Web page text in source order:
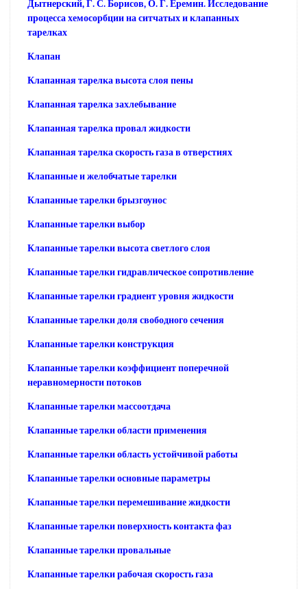
Дытнерский, Г. С. Борисов, О. Г. Еремин. Исследование
процесса хемосорбции на ситчатых и клапанных
тарелках
Клапан
Клапанная тарелка высота слоя пены
Клапанная тарелка захлебывание
Клапанная тарелка провал жидкости
Клапанная тарелка скорость газа в отверстиях
Клапанные и желобчатые тарелки
Клапанные тарелки брызгоунос
Клапанные тарелки выбор
Клапанные тарелки высота светлого слоя
Клапанные тарелки гидравлическое сопротивление
Клапанные тарелки градиент уровня жидкости
Клапанные тарелки доля свободного сечения
Клапанные тарелки конструкция
Клапанные тарелки коэффициент поперечной
неравномерности потоков
Клапанные тарелки массоотдача
Клапанные тарелки области применения
Клапанные тарелки область устойчивой работы
Клапанные тарелки основные параметры
Клапанные тарелки перемешивание жидкости
Клапанные тарелки поверхность контакта фаз
Клапанные тарелки провальные
Клапанные тарелки рабочая скорость газа